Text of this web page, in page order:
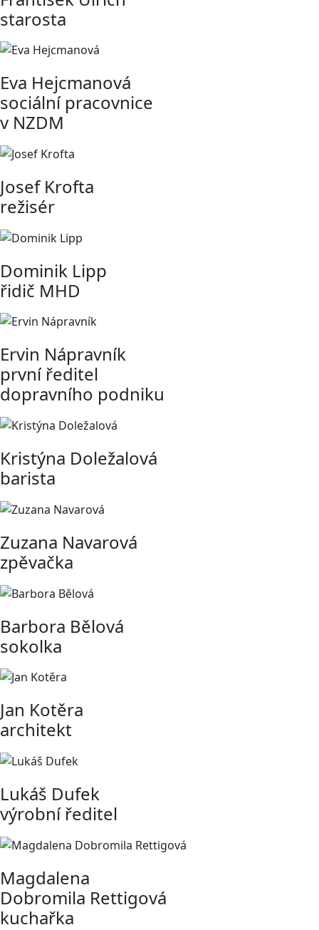
starosta
Eva Hejcmanová
sociální pracovnice
v NZDM
Josef Krofta
režisér
Dominik Lipp
řidič MHD
Ervin Nápravník
první ředitel
dopravního podniku
Kristýna Doležalová
barista
Zuzana Navarová
zpěvačka
Barbora Bělová
sokolka
Jan Kotěra
architekt
Lukáš Dufek
výrobní ředitel
Magdalena
Dobromila Rettigová
kuchařka